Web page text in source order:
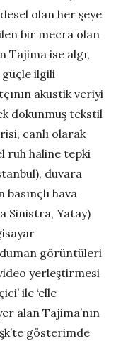
olan her şeye
bir mecra olan
Tajima ise algı,
güçle ilgili
akustik veriyi
dokunmuş tekstil
canlı olarak
ruh haline tepki
duvara
hava
Sinistra, Yatay)
görüntüleri
yerleştirmesi
ile ‘elle
alan Tajima’nın
gösterimde